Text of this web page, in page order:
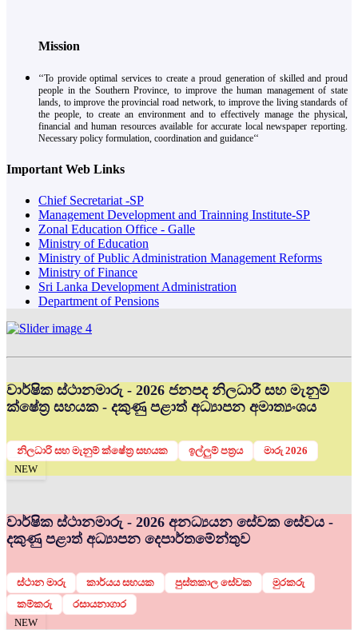
Mission
‘‘To provide optimal services to create a proud generation of skilled and proud
people in the Southern Province, to improve the human management of state
lands, to improve the provincial road network, to improve the living standards of
the people, to create an environment and to effectively manage the physical,
financial and human resources available for accurate local newspaper reporting.
Necessary policy formulation, coordination and guidance‘‘
Important Web Links
Chief Secretariat -SP
Management Development and Trainning Institute-SP
Zonal Education Office - Galle
Ministry of Education
Ministry of Public Administration Management Reforms
Ministry of Finance
Sri Lanka Development Administration
Department of Pensions
වාර්ෂික ස්ථානමාරු - 2026 ජනපද නිලධාරී සහ මැනුම්
ක්ෂේත්‍ර සහයක - දකුණු පළාත් අධ්‍යාපන අමාත්‍යංශය
නිලධාරි සහ මැනුම් ක්ෂේත්‍ර සහයක ඉල්ලුම් පත්‍රය
මාරු 2026
NEW
වාර්ෂික ස්ථානමාරු - 2026 අනධ්‍යයන සේවක සේවය -
දකුණු පළාත් අධ්‍යාපන දෙපාර්තමේන්තුව
ස්ථාන මාරු කාර්යය සහයක පුස්තකාල සේවක
මුරකරු
කම්කරු
රසායනාගාර
NEW